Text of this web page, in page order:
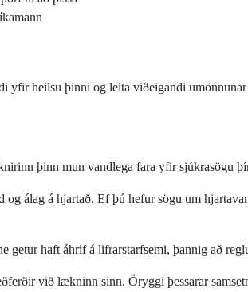
yfir heilsu þinni og leita viðeigandi
þinn mun vandlega fara yfir sjúkrasögu
álag á hjartað. Ef þú hefur sögu um
haft áhrif á lifrarstarfsemi, þannig að
við lækninn sinn. Öryggi þessarar